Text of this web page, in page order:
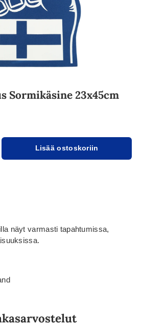
Sormikäsine 23x45cm
fi.cart.items.decrease_quantity
missing:
Lisää ostoskoriin
näyt varmasti tapahtumissa,